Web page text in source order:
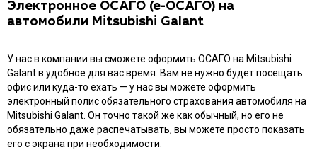
Электронное ОСАГО (е-ОСАГО) на
автомобили Mitsubishi Galant
У нас в компании вы сможете оформить ОСАГО на Mitsubishi
Galant в удобное для вас время. Вам не нужно будет посещать
офис или куда-то ехать — у нас вы можете оформить
электронный полис обязательного страхования автомобиля на
Mitsubishi Galant. Он точно такой же как обычный, но его не
обязательно даже распечатывать, вы можете просто показать
его с экрана при необходимости.